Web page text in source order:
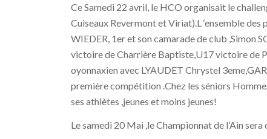
Ce Samedi 22 avril, le HCO organisait le
Cuiseaux Revermont et Viriat).L ‘ensemble
WIEDER, 1er et son camarade de club ,Simon
victoire de Charrière Baptiste,U17 victoire de
oyonnaxien avec LYAUDET Chrystel
première compétition .Chez les séniors
ses athlètes ,jeunes et moins jeunes!
Le samedi 20 Mai ,le Championnat de l’Ain